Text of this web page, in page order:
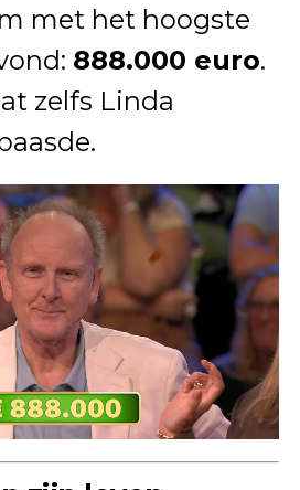
met het hoogste
888.000 euro.
zelfs Linda